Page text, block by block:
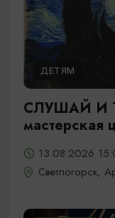
ДЕТЯМ
СЛУШАЙ И
мастерская
13.08.2026
Светлогорск,